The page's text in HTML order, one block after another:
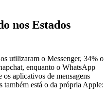
nos Estados
utilizaram o Messenger, 34% o
enquanto o WhatsApp
aplicativos de mensagens
também está o da própria Apple: